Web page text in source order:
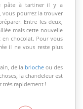
pâte à tartiner il y a
vous pourrez la trouver
Entre les deux,
mais cette nouvelle
en chocolat. Pour vous
il ne vous reste plus
de la brioche ou des
la chandeleur est
très rapidement !